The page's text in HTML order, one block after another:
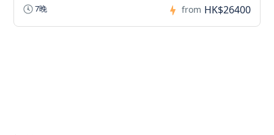
7晚 from HK$26400